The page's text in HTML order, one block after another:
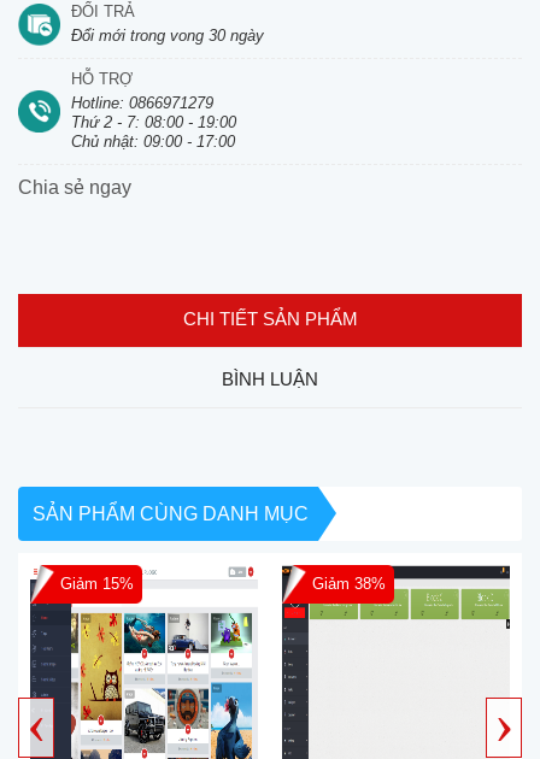
ĐỔI TRẢ
Đổi mới trong vong 30 ngày
HỖ TRỢ
Hotline: 0866971279
Thứ 2 - 7: 08:00 - 19:00
Chủ nhật: 09:00 - 17:00
Chia sẻ ngay
CHI TIẾT SẢN PHẨM
BÌNH LUẬN
SẢN PHẨM CÙNG DANH MỤC
Giảm 15% Giảm 38%
‹ ›